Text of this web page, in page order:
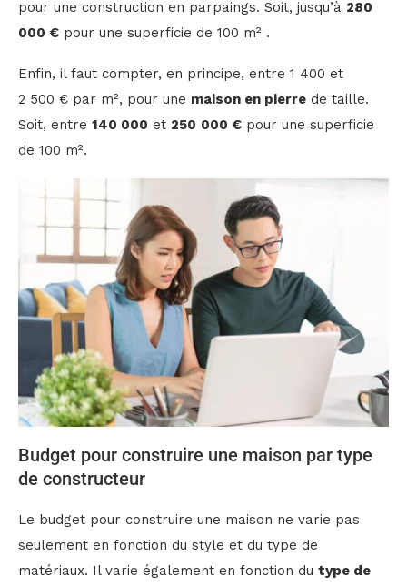
pour une construction en parpaings. Soit, jusqu’à 280
000 € pour une superficie de 100 m² .
Enfin, il faut compter, en principe, entre 1 400 et
2 500 € par m², pour une maison en pierre de taille.
Soit, entre 140 000 et 250 000 € pour une superficie
de 100 m².
Budget pour construire une maison par type
de constructeur
Le budget pour construire une maison ne varie pas
seulement en fonction du style et du type de
matériaux. Il varie également en fonction du type de